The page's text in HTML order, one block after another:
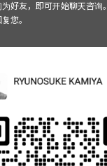
好友，即可开始聊天咨询。
您。